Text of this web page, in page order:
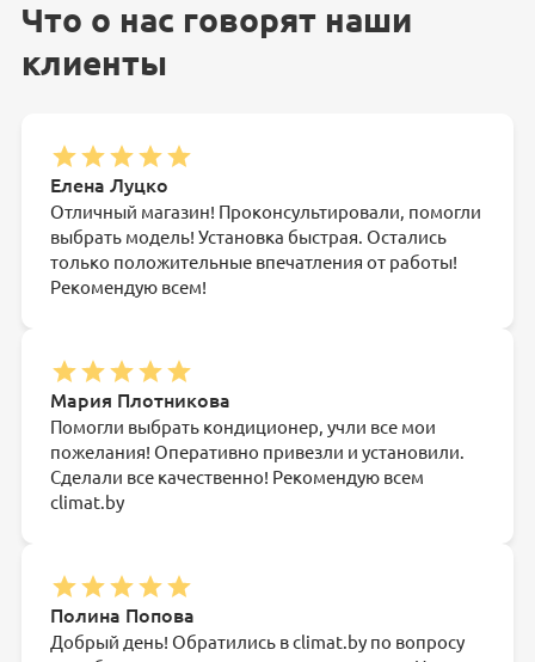
Что о нас говорят наши
клиенты
Елена Луцко
Отличный магазин! Проконсультировали, помогли
выбрать модель! Установка быстрая. Остались
только положительные впечатления от работы!
Рекомендую всем!
Мария Плотникова
Помогли выбрать кондиционер, учли все мои
пожелания! Оперативно привезли и установили.
Сделали все качественно! Рекомендую всем
climat.by
Полина Попова
Добрый день! Обратились в climat.by по вопросу